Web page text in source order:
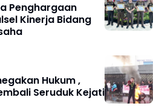
Penghargaan
Kinerja Bidang
Hukum ,
Seruduk Kejati